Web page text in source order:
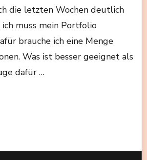
die letzten Wochen deutlich
muss mein Portfolio
brauche ich eine Menge
Was ist besser geeignet als
dafür …